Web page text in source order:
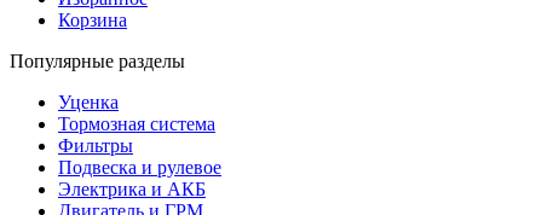
Корзина
Популярные разделы
Уценка
Тормозная система
Фильтры
Подвеска и рулевое
Электрика и АКБ
Двигатель и ГРМ